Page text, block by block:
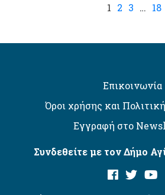
1 2 3 … 18
Επικοινωνία
Όροι χρήσης και
Εγγραφή στο
Συνδεθείτε με τον Δήμο